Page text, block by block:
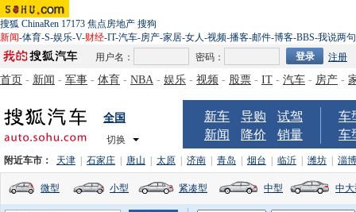
搜狐 ChinaRen 17173 焦点房地产 搜狗
新闻-体育-S-娱乐-V-财经-IT-汽车-房产-家居-女人-视频-播客-邮件-博客-BBS-我说两句
用户名：
密码： 注册
首页 - 新闻 - 军事 - 体育 - NBA - 娱乐 - 视频 - 股票 - IT - 汽车 - 房产 -
全国
切换
新车 导购
试驾
新闻
降价 销量
车
车
附近车市： 天津 石家庄 唐山 太原 济南 青岛 烟台 临沂 潍坊 淄博
微型 小型 紧凑型 中型 中